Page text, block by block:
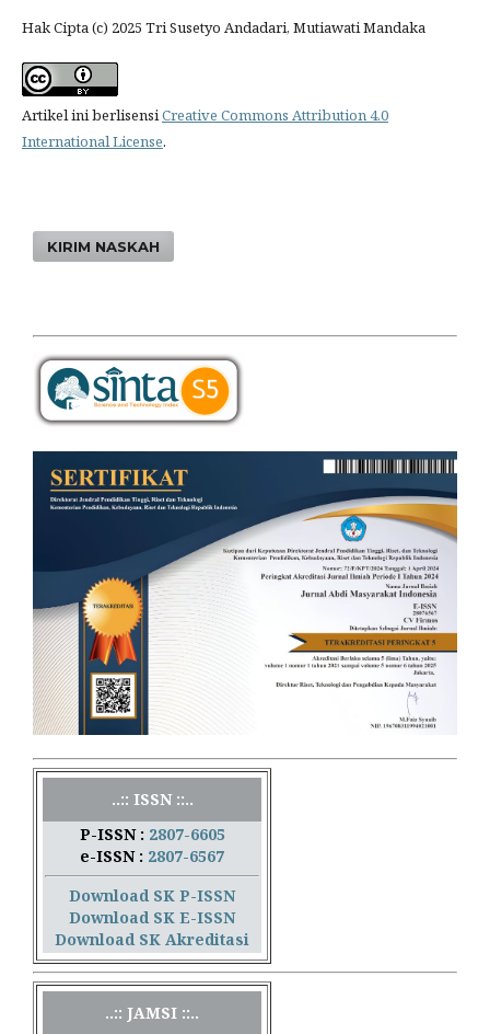
Hak Cipta (c) 2025 Tri Susetyo Andadari, Mutiawati Mandaka
Artikel ini berlisensiCreative Commons Attribution 4.0
International License.
KIRIM NASKAH
..:: ISSN ::..
P-ISSN : 2807-6605
e-ISSN : 2807-6567
Download SK P-ISSN
Download SK E-ISSN
Download SK Akreditasi
..:: JAMSI ::..